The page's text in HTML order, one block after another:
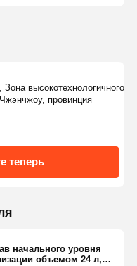
высокотехнологичного
провинция
теперь
начального уровня
объемом 24 л,